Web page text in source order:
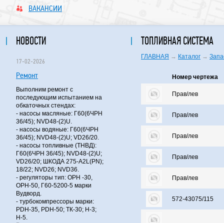
ВАКАНСИИ
НОВОСТИ
17-02-2026
Ремонт
Выполним ремонт с
последующим испытанием на
обкаточных стендах:
- насосы масляные: Г60(6ЧРН
36/45); NVD48-(2)U.
- насосы водяные: Г60(6ЧРН
36/45); NVD48-(2)U; VD26/20.
- насосы топливные (ТНВД):
Г60(6ЧРН 36/45); NVD48-(2)U;
VD26/20; ШКОДА 275-A2L(PN);
18/22; NVD26; NVD36.
- регуляторы тип: ОРН -30,
ОРН-50, Г60-5200-5 марки
Вудворд.
- турбокомпрессоры марки:
PDH-35, PDH-50; ТК-30; Н-3;
Н-5.
ТОПЛИВНАЯ СИСТЕМА
ГЛАВНАЯ → Каталог →
Номер чертежа
Прав/лев
Прав/лев
Прав/лев
Прав/лев
Прав/лев
572-43075/115